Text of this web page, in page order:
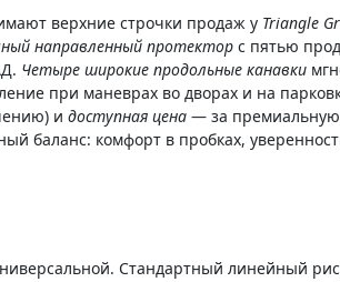
верхние строчки продаж у Triangle
направленный протектор с пятью
Четыре широкие продольные канавки
при маневрах во дворах и на
и доступная цена — за премиальную
баланс: комфорт в пробках,
Стандартный линейный